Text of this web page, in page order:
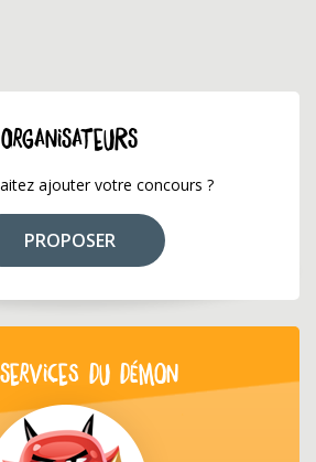
ORGANISATEURS
ajouter votre concours ?
PROPOSER
DU DÉMON